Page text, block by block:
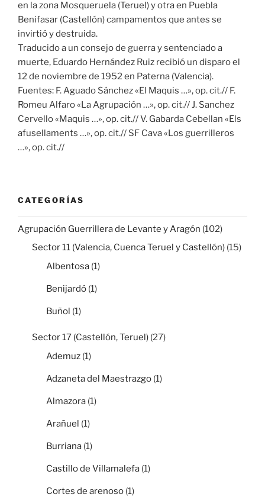
en la zona Mosqueruela (Teruel) y otra en Puebla
Benifasar (Castellón) campamentos que antes se
invirtió y destruida.
Traducido a un consejo de guerra y sentenciado a
muerte, Eduardo Hernández Ruiz recibió un disparo el
12 de noviembre de 1952 en Paterna (Valencia).
Fuentes: F. Aguado Sánchez «El Maquis …», op. cit.// F.
Romeu Alfaro «La Agrupación …», op. cit.// J. Sanchez
Cervello «Maquis …», op. cit.// V. Gabarda Cebellan «Els
afusellaments …», op. cit.// SF Cava «Los guerrilleros
…», op. cit.//
CATEGORÍAS
Agrupación Guerrillera de Levante y Aragón (102)
Sector 11 (Valencia, Cuenca Teruel y Castellón) (15)
Albentosa (1)
Benijardó (1)
Buñol (1)
Sector 17 (Castellón, Teruel) (27)
Ademuz (1)
Adzaneta del Maestrazgo (1)
Almazora (1)
Arañuel (1)
Burriana (1)
Castillo de Villamalefa (1)
Cortes de arenoso (1)